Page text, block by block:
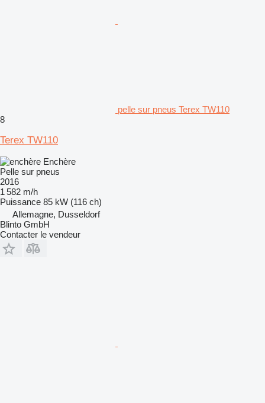
pelle sur pneus Terex TW110
8
Terex TW110
Enchère
Pelle sur pneus
2016
1 582 m/h
Puissance 85 kW (116 ch)
Allemagne, Dusseldorf
Blinto GmbH
Contacter le vendeur